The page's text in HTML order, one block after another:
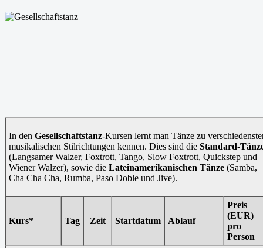
In den Gesellschaftstanz-Kursen lernt man Tänze zu
musikalischen Stilrichtungen kennen. Dies sind die Standard-
(Langsamer Walzer, Foxtrott, Tango, Slow Foxtrott, Quickstep und
Wiener Walzer), sowie die Lateinamerikanischen Tänze (Samba,
Cha Cha Cha, Rumba, Paso Doble und Jive).
Kurs* Tag Zeit Startdatum Ablauf
Preis
(EUR)
pro
Person